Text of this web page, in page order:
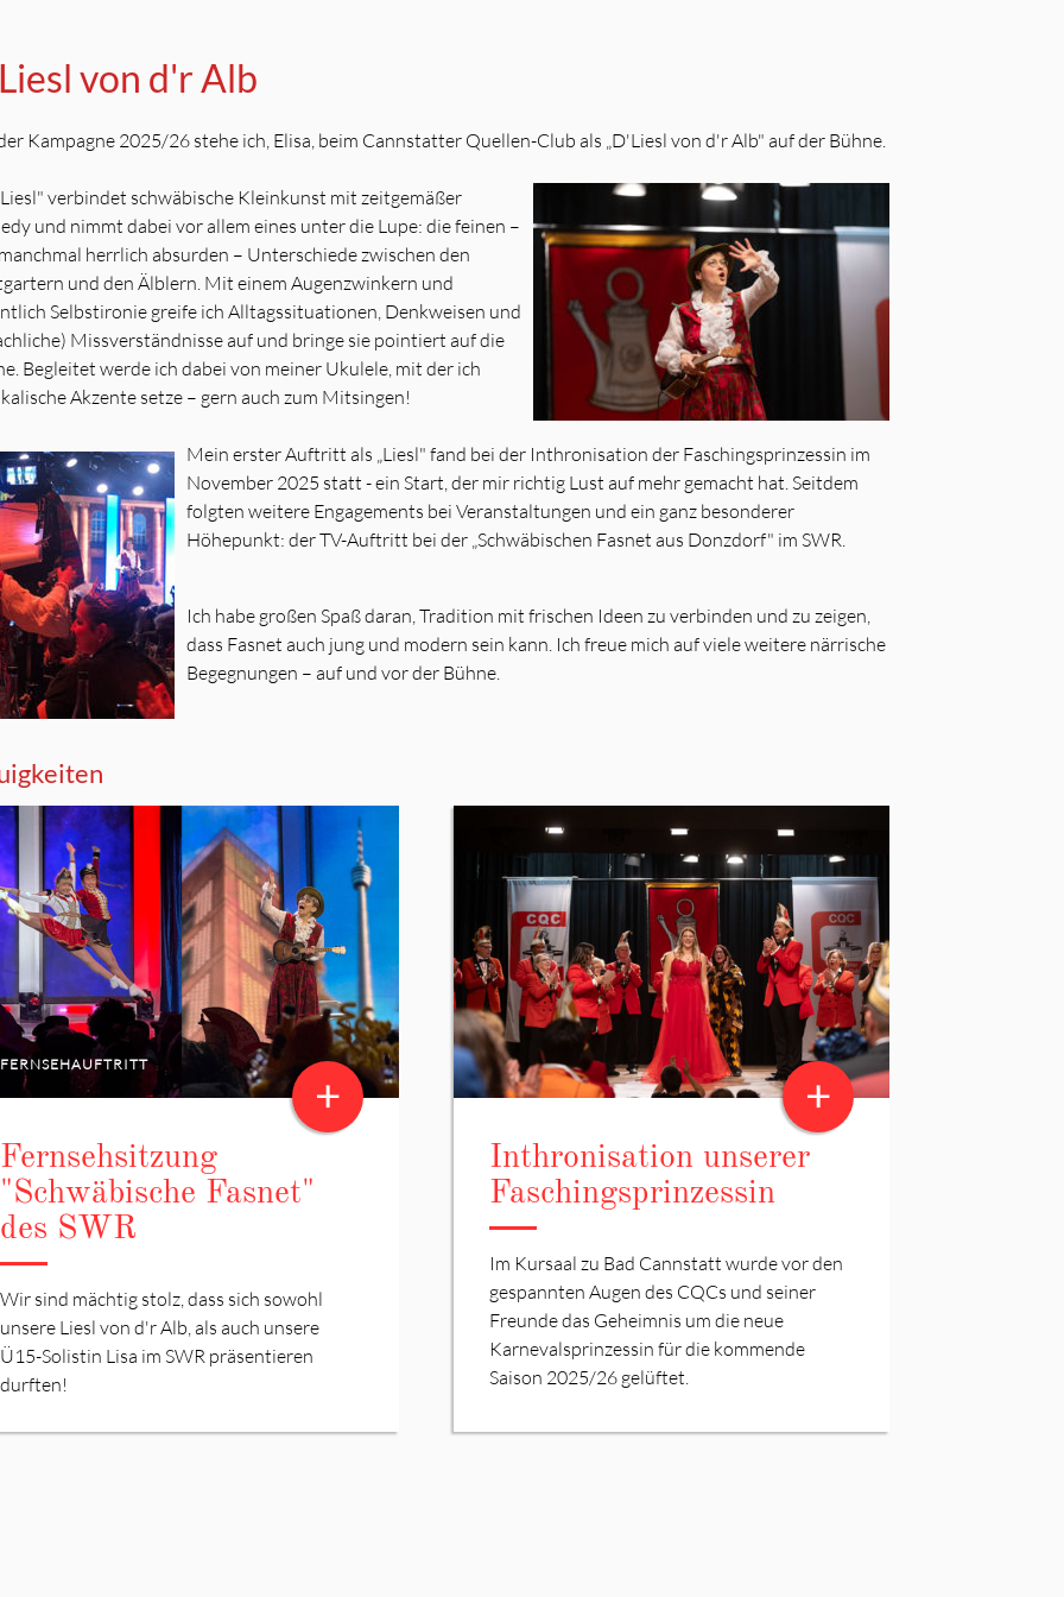
von d'r Alb
Kampagne 2025/26 stehe ich, Elisa, beim Cannstatter Quellen-Club als „D'Liesl von d'r Alb" auf der Bühne.
verbindet schwäbische Kleinkunst mit zeitgemäßer
und nimmt dabei vor allem eines unter die Lupe: die feinen –
herrlich absurden – Unterschiede zwischen den
und den Älblern. Mit einem Augenzwinkern und
Selbstironie greife ich Alltagssituationen, Denkweisen und
Missverständnisse auf und bringe sie pointiert auf die
Begleitet werde ich dabei von meiner Ukulele, mit der ich
Akzente setze – gern auch zum Mitsingen!
Mein erster Auftritt als „Liesl" fand bei der Inthronisation der Faschingsprinzessin im
November 2025 statt - ein Start, der mir richtig Lust auf mehr gemacht hat. Seitdem
folgten weitere Engagements bei Veranstaltungen und ein ganz besonderer
Höhepunkt: der TV-Auftritt bei der „Schwäbischen Fasnet aus Donzdorf" im SWR.
Ich habe großen Spaß daran, Tradition mit frischen Ideen zu verbinden und zu zeigen,
dass Fasnet auch jung und modern sein kann. Ich freue mich auf viele weitere närrische
Begegnungen – auf und vor der Bühne.
FERNSEHAUFTRITT
Fernsehsitzung
"Schwäbische Fasnet"
des SWR
Wir sind mächtig stolz, dass sich sowohl
unsere Liesl von d'r Alb, als auch unsere
Ü15-Solistin Lisa im SWR präsentieren
durften!
+
Inthronisation unserer
Faschingsprinzessin
Im Kursaal zu Bad Cannstatt wurde vor den
gespannten Augen des CQCs und seiner
Freunde das Geheimnis um die neue
Karnevalsprinzessin für die kommende
Saison 2025/26 gelüftet.
+